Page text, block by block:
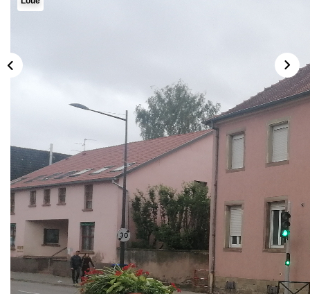
CONTACT
03.88.94.35.37
agence@immo-alsace.fr
Description
Réf : 74
En exclusivité !